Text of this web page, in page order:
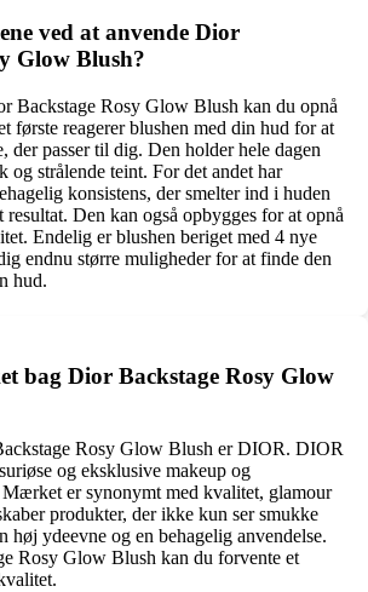
ved at anvende Dior
Glow Blush?
Backstage Rosy Glow Blush kan du opnå
første reagerer blushen med din hud for at
der passer til dig. Den holder hele dagen
og strålende teint. For det andet har
konsistens, der smelter ind i huden
Den kan også opbygges for at opnå
Endelig er blushen beriget med 4 nye
endnu større muligheder for at finde den
hud.
bag Dior Backstage Rosy Glow
Rosy Glow Blush er DIOR. DIOR
og eksklusive makeup og
er synonymt med kvalitet, glamour
produkter, der ikke kun ser smukke
høj ydeevne og en behagelig anvendelse.
Rosy Glow Blush kan du forvente et